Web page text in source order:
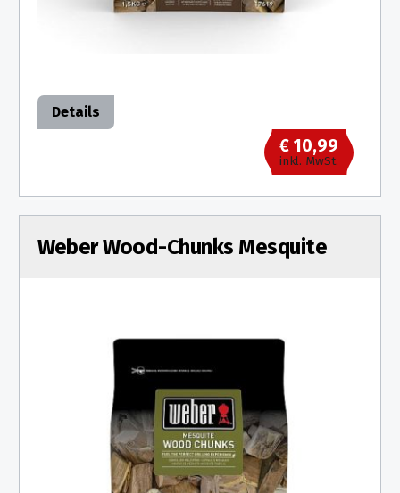
Details
€ 10,99
inkl. MwSt.
Weber Wood-Chunks Mesquite